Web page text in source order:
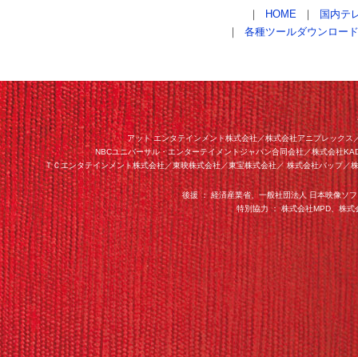
｜ HOME ｜
国内テ
｜
各種ツールダウンロード
アット エンタテインメント株式会社／株式会社アニプレック
NBCユニバーサル・エンターテイメントジャパン合同会社／株式会社
ＴＣエンタテインメント株式会社／東映株式会社／東宝株式会社／ 株式会社バップ
後援 ： 経済産業省、一般社団法人 日本映像ソ
特別協力 ： 株式会社MPD、株